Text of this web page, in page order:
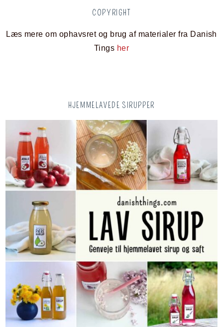
COPYRIGHT
Læs mere om ophavsret og brug af materialer fra Danish
Tings her
HJEMMELAVEDE SIRUPPER